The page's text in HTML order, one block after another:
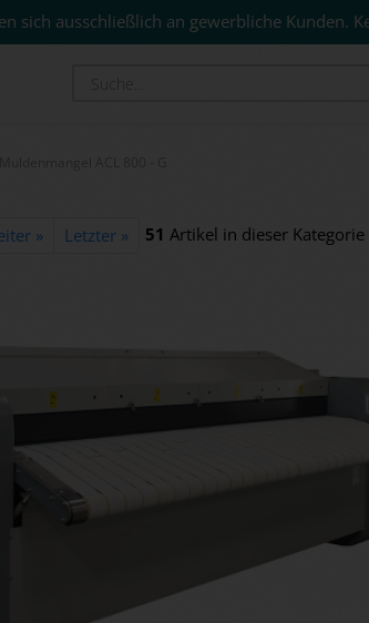
sich ausschließlich an gewerbliche Kunden.
» Letzter » 51 Artikel in dieser Kategorie